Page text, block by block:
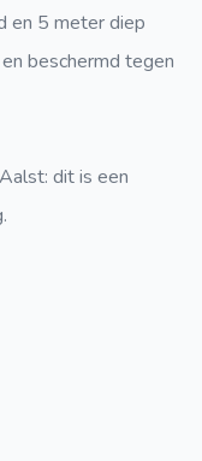
en 5 meter diep
beschermd tegen
dit is een